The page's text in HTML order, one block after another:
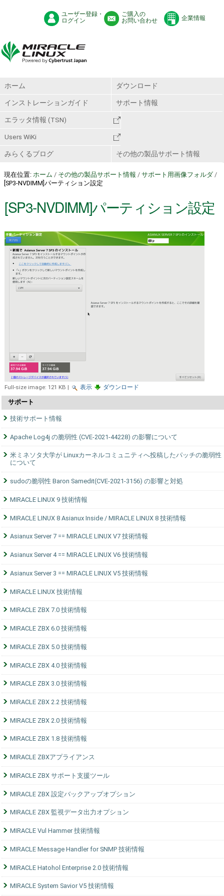
ユーザー登録・
ログイン
ご購入の
お問い合わせ
企業情報
ホーム ダウンロード
インストレーションガイド サポート情報
エラッタ情報 (TSN)
Users WiKi
みらくるブログ その他の製品サポート情報
現在位置: ホーム / その他の製品サポート情報 / サポート用画像フォルダ /
[SP3-NVDIMM]パーティション設定
[SP3-NVDIMM]パーティション設定
Full-size image: 121 KB | 表示 ダウンロード
サポート
技術サポート情報
Apache Log4j の脆弱性 (CVE-2021-44228) の影響について
米ミネソタ大学が Linuxカーネルコミュニティへ投稿したパッチの脆弱性
について
sudoの脆弱性 Baron Samedit(CVE-2021-3156) の影響と対処
MIRACLE LINUX 9 技術情報
MIRACLE LINUX 8 Asianux Inside / MIRACLE LINUX 8 技術情報
Asianux Server 7 == MIRACLE LINUX V7 技術情報
Asianux Server 4 == MIRACLE LINUX V6 技術情報
Asianux Server 3 == MIRACLE LINUX V5 技術情報
MIRACLE LINUX 技術情報
MIRACLE ZBX 7.0 技術情報
MIRACLE ZBX 6.0 技術情報
MIRACLE ZBX 5.0 技術情報
MIRACLE ZBX 4.0 技術情報
MIRACLE ZBX 3.0 技術情報
MIRACLE ZBX 2.2 技術情報
MIRACLE ZBX 2.0 技術情報
MIRACLE ZBX 1.8 技術情報
MIRACLE ZBXアプライアンス
MIRACLE ZBX サポート支援ツール
MIRACLE ZBX 設定バックアップオプション
MIRACLE ZBX 監視データ出力オプション
MIRACLE Vul Hammer 技術情報
MIRACLE Message Handler for SNMP 技術情報
MIRACLE Hatohol Enterprise 2.0 技術情報
MIRACLE System Savior V5 技術情報